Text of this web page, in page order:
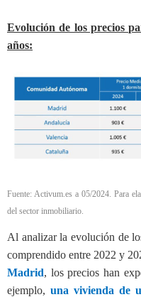
Evolución de los precios
años:
Fuente: Activum.es a 05/2024. Para
del sector inmobiliario.
Al analizar la evolución de
comprendido entre 2022 y
Madrid, los precios han
ejemplo, una vivienda de